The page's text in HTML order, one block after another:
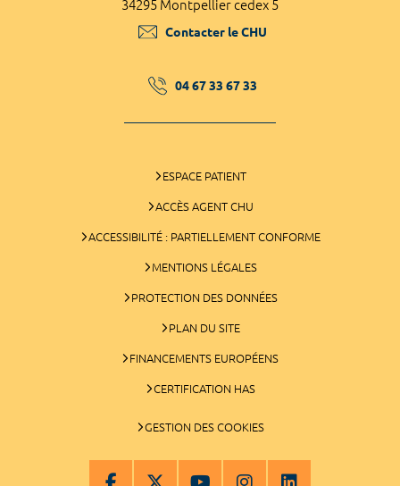
34295 Montpellier cedex 5
Contacter le CHU
04 67 33 67 33
ESPACE PATIENT
ACCÈS AGENT CHU
ACCESSIBILITÉ : PARTIELLEMENT CONFORME
MENTIONS LÉGALES
PROTECTION DES DONNÉES
PLAN DU SITE
FINANCEMENTS EUROPÉENS
CERTIFICATION HAS
GESTION DES COOKIES